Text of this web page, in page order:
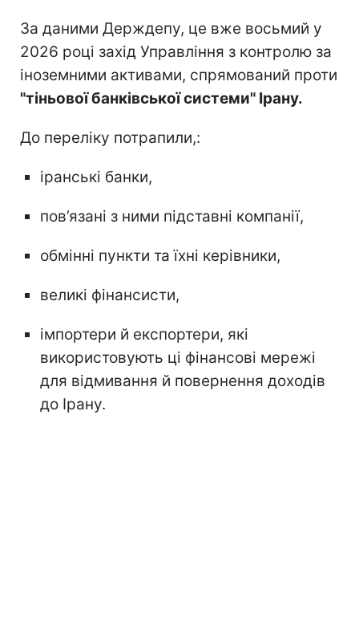
За даними Держдепу, це вже восьмий у
2026 році захід Управління з контролю за
іноземними активами, спрямований проти
"тіньової банківської системи" Ірану.
До переліку потрапили,:
іранські банки,
пов’язані з ними підставні компанії,
обмінні пункти та їхні керівники,
великі фінансисти,
імпортери й експортери, які
використовують ці фінансові мережі
для відмивання й повернення доходів
до Ірану.